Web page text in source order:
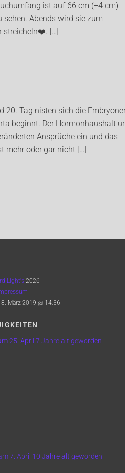
ist auf 66 cm (+4 cm)
Abends wird sie zum
streicheln❤️. […]
20. Tag nisten sich die
beginnt. Der Hormonhaushalt
Ansprüche ein und das
mehr oder gar nicht […]
Light's 2026
März 2019 @ 14:36
25. April 7 Jahre alt geworden
7. April 10 Jahre alt geworden